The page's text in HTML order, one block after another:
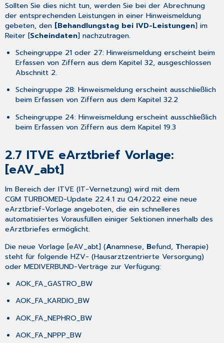
und
wenn
ja,
wo
kann
ich
das
4.9.2
Kann
die
eAU
auf
DIN
A5
und
wenn
ja,
wo
kann
das
einstellen?
4.9.3
Wie
ich
die
eAU
an
Sollten Sie dies nicht tun, werden Sie bei der Abrechnung
der entsprechenden Leistungen in einer Hinweismeldung
gebeten, den [Behandlungstag bei IVD-Leistungen] im
Reiter [Scheindaten] nachzutragen.
Scheingruppe 21 oder 27: Hinweismeldung erscheint beim
Erfassen von Ziffern aus dem Kapitel 32, ausgeschlossen
Abschnitt 2.
Scheingruppe 28: Hinweismeldung erscheint ausschließlich
beim Erfassen von Ziffern aus dem Kapitel 32.2
Scheingruppe 24: Hinweismeldung erscheint ausschließlich
beim Erfassen von Ziffern aus dem Kapitel 19.3
2.7 ITVE eArztbrief Vorlage:
[eAV_abt]
Im Bereich der ITVE (IT-Vernetzung) wird mit dem
CGM TURBOMED-Update 22.4.1 zu Q4/2022 eine neue
eArztbrief-Vorlage angeboten, die ein schnelleres
automatisiertes Vorausfüllen einiger Sektionen innerhalb des
eArztbriefes ermöglicht.
Die neue Vorlage [eAV_abt] (Anamnese, Befund, Therapie)
steht für folgende HZV- (Hausarztzentrierte Versorgung)
oder MEDIVERBUND-Verträge zur Verfügung:
AOK_FA_GASTRO_BW
AOK_FA_KARDIO_BW
AOK_FA_NEPHRO_BW
AOK_FA_NPPP_BW